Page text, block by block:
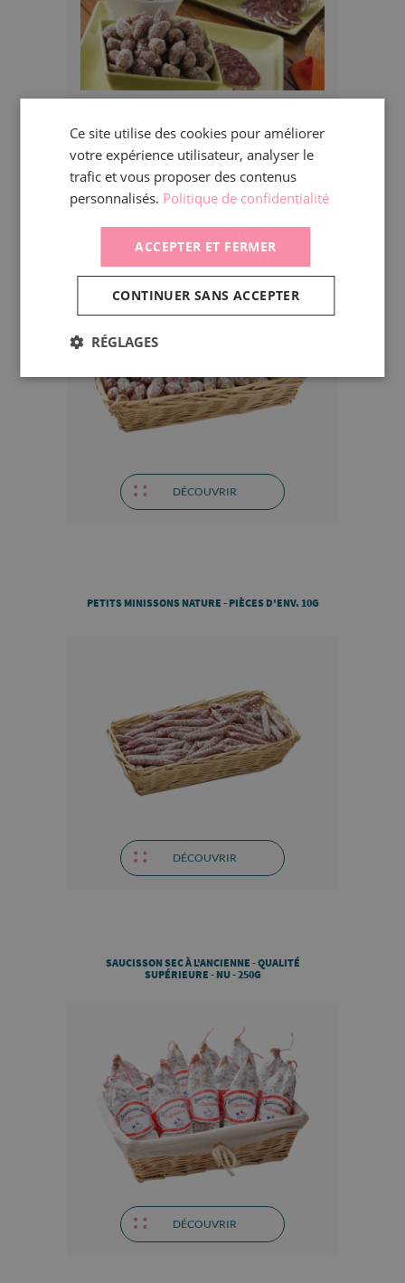
DÉCOUVRIR
GRIGNOTONS NOIX - QUALITÉ SUPÉRIEURE -
PIÈCES D'ENV. 5G
DÉCOUVRIR
PETITS MINISSONS NATURE - PIÈCES D'ENV. 10G
DÉCOUVRIR
SAUCISSON SEC À L'ANCIENNE - QUALITÉ
SUPÉRIEURE - NU - 250G
DÉCOUVRIR
Ce site utilise des cookies pour améliorer
votre expérience utilisateur, analyser le
trafic et vous proposer des contenus
personnalisés. Politique de confidentialité
ACCEPTER ET FERMER
CONTINUER SANS ACCEPTER
RÉGLAGES